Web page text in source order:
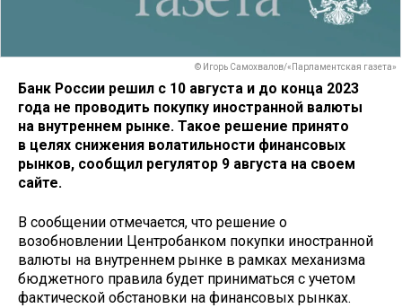
© Игорь Самохвалов/«Парламентская газета»
Банк России решил с 10 августа и до конца 2023
года не проводить покупку иностранной валюты
на внутреннем рынке. Такое решение принято
в целях снижения волатильности финансовых
рынков, сообщил регулятор 9 августа на своем
сайте.
В сообщении отмечается, что решение о
возобновлении Центробанком покупки иностранной
валюты на внутреннем рынке в рамках механизма
бюджетного правила будет приниматься с учетом
фактической обстановки на финансовых рынках.